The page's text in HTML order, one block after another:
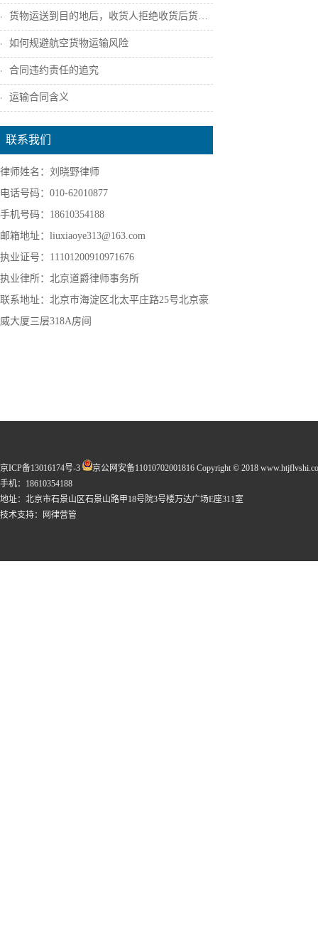
货物运送到目的地后，收货人拒绝收货后货主...
如何规避航空货物运输风险
合同违约责任的追究
运输合同含义
联系我们
律师姓名：刘晓野律师
电话号码：010-62010877
手机号码：18610354188
邮箱地址：liuxiaoye313@163.com
执业证号：11101200910971676
执业律所：北京道爵律师事务所
联系地址：北京市海淀区北太平庄路25号北京豪
威大厦三层318A房间
京ICP备13016174号-3 京公网安备11010702001816 Copyright © 2018
手机：18610354188
地址：北京市石景山区石景山路甲18号院3号楼万达广场E座311室
技术支持：
网律营管